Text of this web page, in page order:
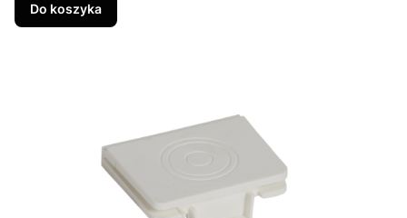
Do koszyka